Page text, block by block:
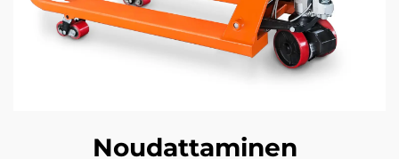
Noudattaminen